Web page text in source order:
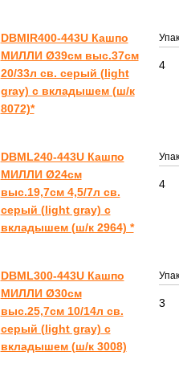
DBMIR400-443U Кашпо
МИЛЛИ Ø39см выс.37см
20/33л св. серый (light
gray) с вкладышем (ш/к
8072)*
4
DBML240-443U Кашпо
МИЛЛИ Ø24см
выс.19,7см 4,5/7л св.
серый (light gray) с
вкладышем (ш/к 2964) *
4
DBML300-443U Кашпо
МИЛЛИ Ø30см
выс.25,7см 10/14л св.
серый (light gray) с
вкладышем (ш/к 3008)
3